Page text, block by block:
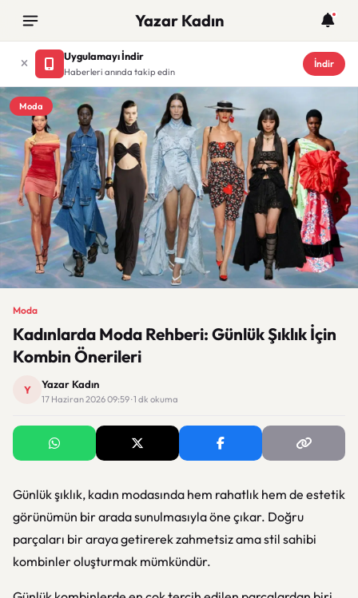
Yazar Kadın
Uygulamayı İndir
Haberleri anında takip edin
İndir
Moda
Moda
Kadınlarda Moda Rehberi: Günlük Şıklık İçin
Kombin Önerileri
Y Yazar Kadın
17 Haziran 2026 09:59 · 1 dk okuma
Günlük şıklık, kadın modasında hem rahatlık hem de estetik
görünümün bir arada sunulmasıyla öne çıkar. Doğru
parçaları bir araya getirerek zahmetsiz ama stil sahibi
kombinler oluşturmak mümkündür.